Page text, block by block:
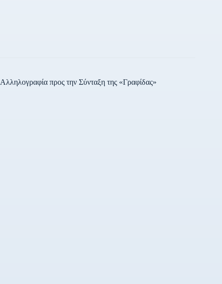
Αλληλογραφία προς την Σύνταξη της «Γραφίδας»